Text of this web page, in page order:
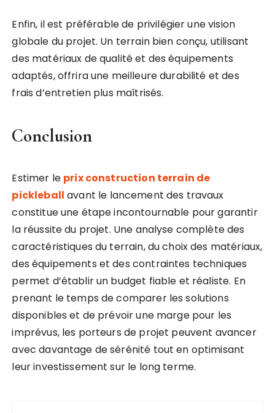
Enfin, il est préférable de privilégier une vision
globale du projet. Un terrain bien conçu, utilisant
des matériaux de qualité et des équipements
adaptés, offrira une meilleure durabilité et des
frais d’entretien plus maîtrisés.
Conclusion
Estimer le prix construction terrain de
pickleball avant le lancement des travaux
constitue une étape incontournable pour garantir
la réussite du projet. Une analyse complète des
caractéristiques du terrain, du choix des matériaux,
des équipements et des contraintes techniques
permet d’établir un budget fiable et réaliste. En
prenant le temps de comparer les solutions
disponibles et de prévoir une marge pour les
imprévus, les porteurs de projet peuvent avancer
avec davantage de sérénité tout en optimisant
leur investissement sur le long terme.